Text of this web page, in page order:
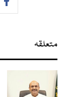
متعلقہ